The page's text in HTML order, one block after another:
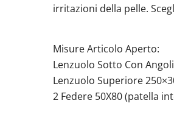
irritazioni della pelle.
Misure Articolo Aperto:
Lenzuolo Sotto Con
Lenzuolo Superiore
2 Federe 50X80 (patella